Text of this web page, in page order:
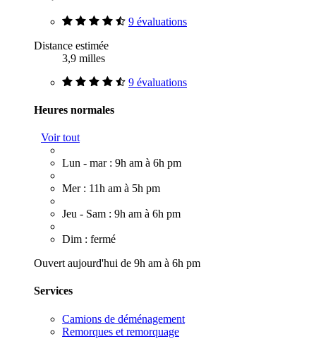
9 évaluations
Distance estimée
3,9 milles
9 évaluations
Heures normales
Voir tout
Lun - mar : 9h am à 6h pm
Mer : 11h am à 5h pm
Jeu - Sam : 9h am à 6h pm
Dim : fermé
Ouvert aujourd'hui de 9h am à 6h pm
Services
Camions de déménagement
Remorques et remorquage